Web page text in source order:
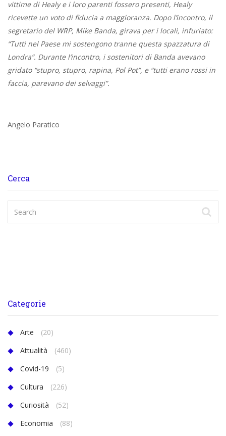
vittime di Healy e i loro parenti fossero presenti, Healy
ricevette un voto di fiducia a maggioranza. Dopo l’incontro, il
segretario del WRP, Mike Banda, girava per i locali, infuriato:
“Tutti nel Paese mi sostengono tranne questa spazzatura di
Londra”. Durante l’incontro, i sostenitori di Banda avevano
gridato “stupro, stupro, rapina, Pol Pot”, e “tutti erano rossi in
faccia, parevano dei selvaggi”.
Angelo Paratico
Cerca
Categorie
Arte
(20)
Attualità
(460)
Covid-19
(5)
Cultura
(226)
Curiosità
(52)
Economia
(88)